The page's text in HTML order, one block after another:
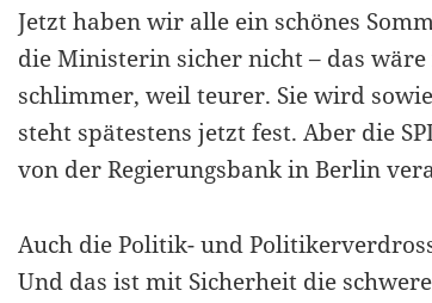
Jetzt haben wir alle ein schönes
die Ministerin sicher nicht – das
schlimmer, weil teurer. Sie wird
steht spätestens jetzt fest. Aber die
von der Regierungsbank in Berlin
Auch die Politik- und
Und das ist mit Sicherheit die